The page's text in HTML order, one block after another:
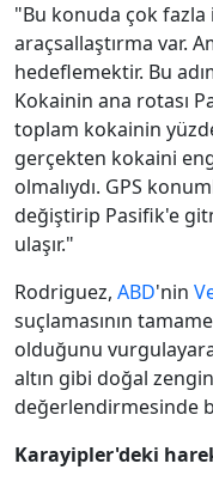
"Bu konuda çok fazla
araçsallaştırma var.
hedeflemektir. Bu
Kokainin ana rotası
toplam kokainin
gerçekten kokaini
olmalıydı. GPS
değiştirip Pasifik'e
ulaşır."
Rodriguez, ABD'nin
suçlamasının
olduğunu
altın gibi doğal
değerlendirmesinde
Karayipler'deki